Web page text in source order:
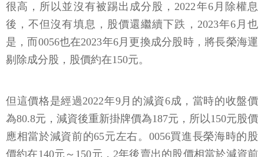
很高，所以並沒有被踢出成分股，2022年6月除權息
後，不但沒有填息，股價還繼續下跌，2023年6月也
是，而0056也在2023年6月更換成分股時，將長榮海運
剔除成分股，股價約在150元。
但這價格是經過2022年9月的減資6成，當時的收盤價
為80.8元，減資後重新掛牌價為187元，所以150元股價
應相當於減資前的65元左右。0056買進長榮海時的股
價約在140元～150元，2年後賣出的股價相當於減資前